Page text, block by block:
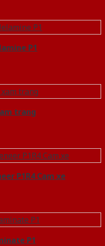
P1
trang
P1R4 Cam xe
P1